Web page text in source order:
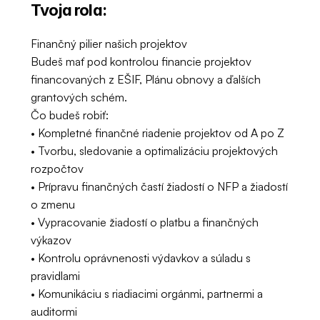
Tvoja rola:
Finančný pilier našich projektov
Budeš mať pod kontrolou financie projektov
financovaných z EŠIF, Plánu obnovy a ďalších
grantových schém.
Čo budeš robiť:
• Kompletné finančné riadenie projektov od A po Z
• Tvorbu, sledovanie a optimalizáciu projektových
rozpočtov
• Prípravu finančných častí žiadostí o NFP a žiadostí
o zmenu
• Vypracovanie žiadostí o platbu a finančných
výkazov
• Kontrolu oprávnenosti výdavkov a súladu s
pravidlami
• Komunikáciu s riadiacimi orgánmi, partnermi a
auditormi